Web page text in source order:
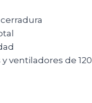
ventiladores de